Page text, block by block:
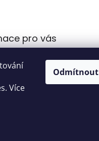
Více
Odmítnout
pro vás
ochrany
údajů